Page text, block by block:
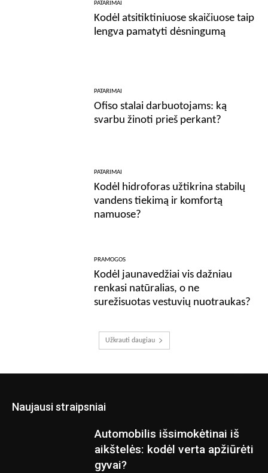
PATARIMAI
Kodėl atsitiktiniuose skaičiuose taip
lengva pamatyti dėsningumą
PATARIMAI
Ofiso stalai darbuotojams: ką
svarbu žinoti prieš perkant?
PATARIMAI
Kodėl hidroforas užtikrina stabilų
vandens tiekimą ir komfortą
namuose?
PRAMOGOS
Kodėl jaunavedžiai vis dažniau
renkasi natūralias, o ne
surežisuotas vestuvių nuotraukas?
Užkrauti daugiau
Naujausi straipsniai
Automobilis išsimokėtinai iš
aikštelės: kodėl verta apžiūrėti
gyvai?